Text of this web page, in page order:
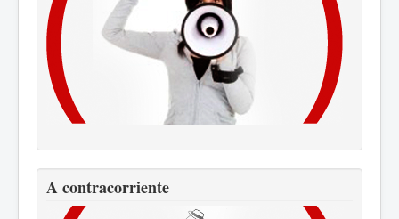
A contracorriente